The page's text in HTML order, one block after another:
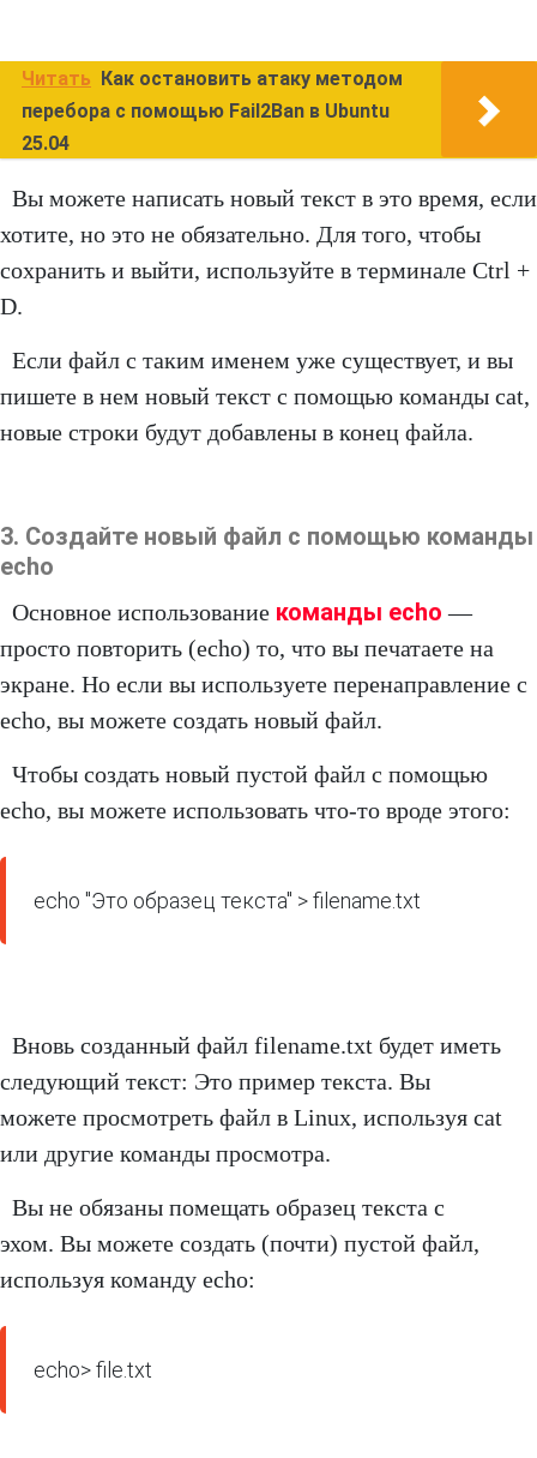
Читать
Как остановить атаку методом
перебора с помощью Fail2Ban в Ubuntu
25.04
Вы можете написать новый текст в это время, если
хотите, но это не обязательно. Для того, чтобы
сохранить и выйти, используйте в терминале Ctrl +
D.
Если файл с таким именем уже существует, и вы
пишете в нем новый текст с помощью команды cat,
новые строки будут добавлены в конец файла.
3. Создайте новый файл с помощью команды
echo
Основное использование команды echo —
просто повторить (echo) то, что вы печатаете на
экране. Но если вы используете перенаправление с
echo, вы можете создать новый файл.
Чтобы создать новый пустой файл с помощью
echo, вы можете использовать что-то вроде этого:
echo "Это образец текста" > filename.txt
Вновь созданный файл filename.txt будет иметь
следующий текст: Это пример текста. Вы
можете просмотреть файл в Linux, используя cat
или другие команды просмотра.
Вы не обязаны помещать образец текста с
эхом. Вы можете создать (почти) пустой файл,
используя команду echo:
echo> file.txt